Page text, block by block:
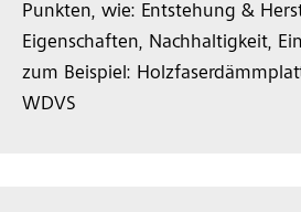
Punkten, wie: Entstehung &
Eigenschaften, Nachhaltigkeit,
zum Beispiel:
WDVS